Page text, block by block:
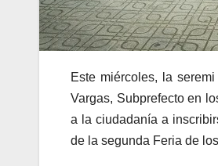
Este miércoles, la
Vargas, Subprefecto en
a la ciudadanía a
de la segunda Feria de